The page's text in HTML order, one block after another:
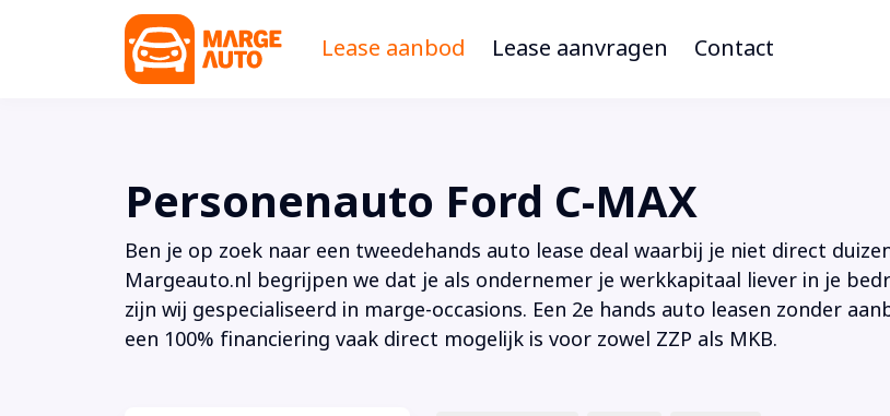
Lease aanbod Lease aanvragen Contact
Personenauto Ford C-MAX
Ben je op zoek naar een tweedehands auto lease deal waarbij je niet direct
Margeauto.nl begrijpen we dat je als ondernemer je werkkapitaal liever in je
zijn wij gespecialiseerd in marge-occasions. Een 2e hands auto leasen zonder
een 100% financiering vaak direct mogelijk is voor zowel ZZP als MKB.